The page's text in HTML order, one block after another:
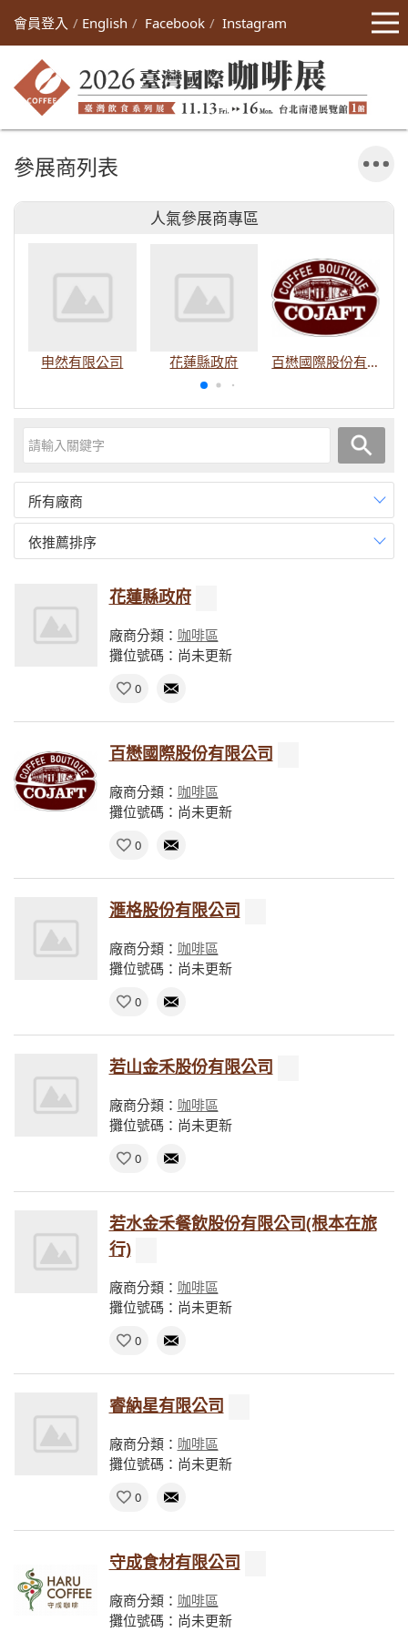
會員登入 English Facebook Instagram
參展商列表
人氣參展商專區
申然有限公司 花蓮縣政府 百懋國際股份有限公司
所有廠商
依推薦排序
花蓮縣政府
廠商分類： 咖啡區
攤位號碼：尚未更新
0
百懋國際股份有限公司
廠商分類： 咖啡區
攤位號碼：尚未更新
0
滙格股份有限公司
廠商分類： 咖啡區
攤位號碼：尚未更新
0
若山金禾股份有限公司
廠商分類： 咖啡區
攤位號碼：尚未更新
0
若水金禾餐飲股份有限公司(根本在旅
行)
廠商分類： 咖啡區
攤位號碼：尚未更新
0
睿納星有限公司
廠商分類： 咖啡區
攤位號碼：尚未更新
0
守成食材有限公司
廠商分類： 咖啡區
攤位號碼：尚未更新